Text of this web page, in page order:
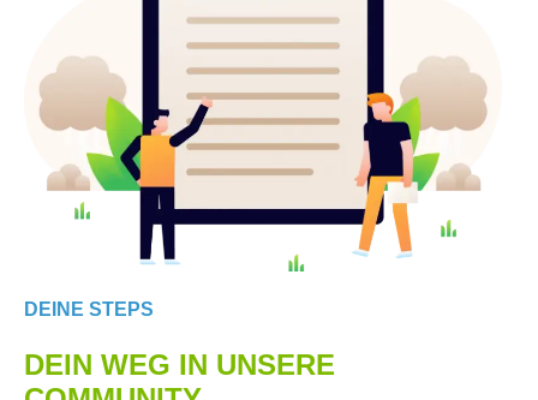
DEINE STEPS
DEIN WEG IN UNSERE